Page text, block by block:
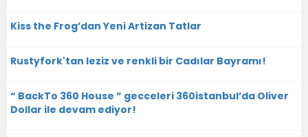
Kiss the Frog’dan Yeni Artizan Tatlar
Rustyfork'tan leziz ve renkli bir Cadılar Bayramı!
“ BackTo 360 House ” gecceleri 360istanbul’da Oliver
Dollar ile devam ediyor!